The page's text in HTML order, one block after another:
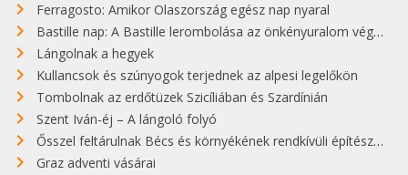
Ferragosto: Amikor Olaszország egész nap nyaral
Bastille nap: A Bastille lerombolása az önkényuralom végét jelentette
Lángolnak a hegyek
Kullancsok és szúnyogok terjednek az alpesi legelőkön
Tombolnak az erdőtüzek Szicíliában és Szardínián
Szent Iván-éj – A lángoló folyó
Ősszel feltárulnak Bécs és környékének rendkívüli építészeti kincsei
Graz adventi vásárai